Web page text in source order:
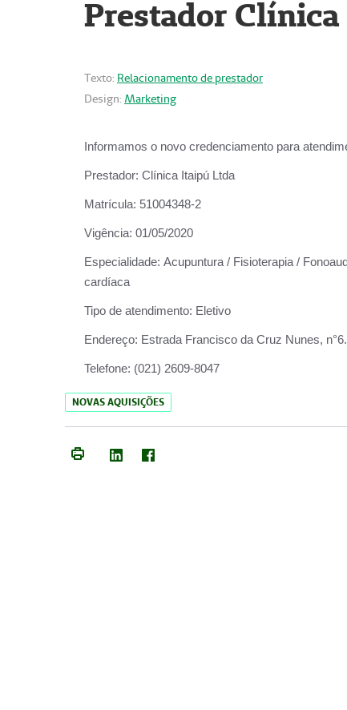
Prestador
Texto: Relacionamento de prestador
Design: Marketing
Informamos o novo credenciamento para
Prestador: Clínica Itaipú Ltda
Matrícula: 51004348-2
Vigência: 01/05/2020
Especialidade: Acupuntura / Fisioterapia /
cardíaca
Tipo de atendimento: Eletivo
Endereço: Estrada Francisco da Cruz Nunes,
Telefone: (021) 2609-8047
NOVAS AQUISIÇÕES